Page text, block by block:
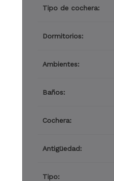
Tipo de cochera:
Dormitorios:
Ambientes:
Baños:
Cochera:
Antigüedad:
Tipo: